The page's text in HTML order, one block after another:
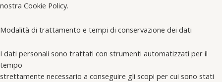
nostra Cookie Policy.
Modalità di trattamento e tempi di conservazione dei dati
I dati personali sono trattati con strumenti automatizzati per il
tempo
strettamente necessario a conseguire gli scopi per cui sono stati